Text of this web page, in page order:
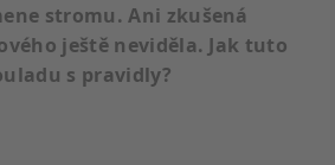
stromu. Ani zkušená
ještě neviděla. Jak tuto
s pravidly?